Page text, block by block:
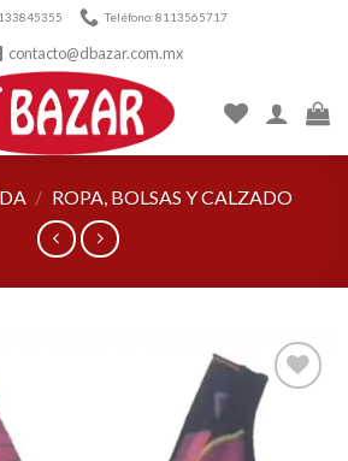
Teléfono: 8113565717
contacto@dbazar.com.mx
/ ROPA, BOLSAS Y CALZADO